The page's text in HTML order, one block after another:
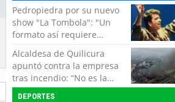
Pedropiedra por su nuevo
show "La Tombola": "Un
formato así requiere
interactuar con el público,
echar la talla y no tener
miedo a equivocarse"
Alcaldesa de Quilicura
apuntó contra la empresa
tras incendio: “No es la
primera vez, es la cuarta”
DEPORTES